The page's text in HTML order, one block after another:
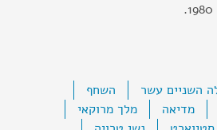
השניים עשר
השחף
מדיאה
מלך מרוקאי